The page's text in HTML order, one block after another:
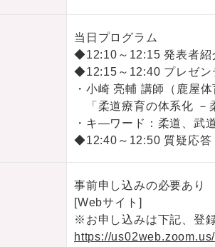
当日プログラム
◆12:10～12:15 発表者紹
◆12:15～12:40 プレゼン
・小崎 亮輔 講師（鹿屋
「柔道療育の体系化 －
・キ―ワード：柔道、武
◆12:40～12:50 質疑応答
事前申し込みの必要あり
[Webサイト]
※お申し込みは下記、登
https://